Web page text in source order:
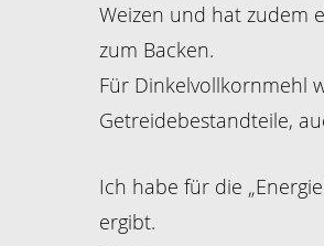
Weizen und hat zudem
zum Backen.
Für Dinkelvollkornmehl
Getreidebestandteile,
Ich habe für die
ergibt.